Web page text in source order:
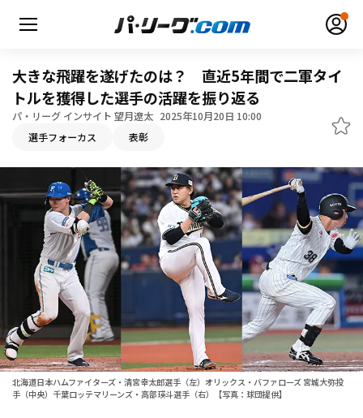
動画
日程・結果
順位表･成績
1軍公式戦
ファーム東地区
ファーム中地区
選手名鑑
選手名鑑トップ
ニュース
大きな飛躍を遂げたのは？ 直近5年間で二軍タイ
トルを獲得した選手の活躍を振り返る
パ・リーグ インサイト 望月遼太 2025年10月20日 10:00
選手フォーカス 表彰
北海道日本ハムファイターズ・清宮幸太郎選手（左）オリックス・バファローズ 宮城大弥投
手（中央）千葉ロッテマリーンズ・高部瑛斗選手（右）【写真：球団提供】